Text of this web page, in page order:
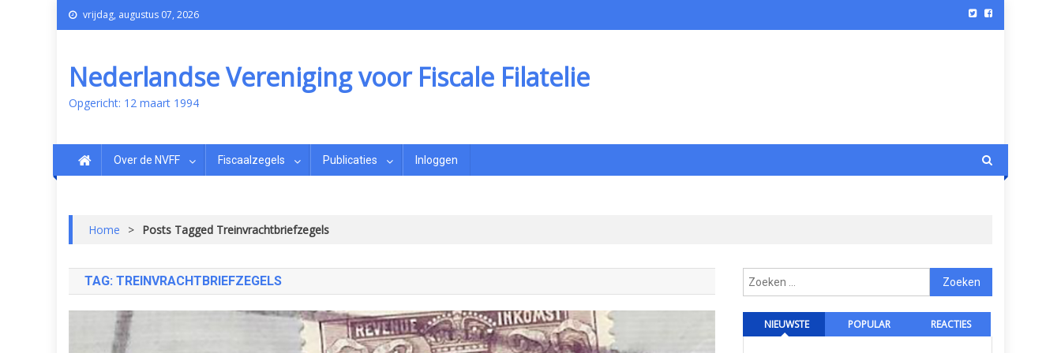
vrijdag, augustus 07, 2026
Nederlandse Vereniging voor Fiscale Filatelie
Opgericht: 12 maart 1994
Over de NVFF Fiscaalzegels Publicaties Inloggen
Home > Posts Tagged Treinvrachtbriefzegels
TAG: TREINVRACHTBRIEFZEGELS
Zoeken
naar:
NIEUWSTE POPULAR REACTIES